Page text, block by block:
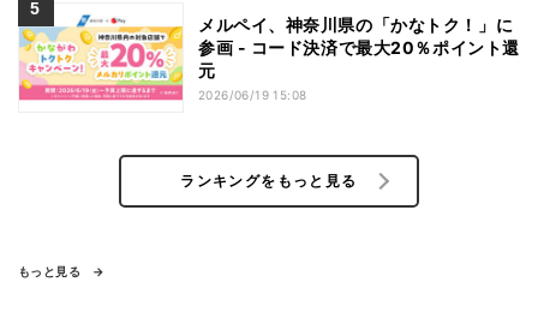
メルペイ、神奈川県の「かなトク！」に
参画 - コード決済で最大20％ポイント還
元
2026/06/19 15:08
ランキングをもっと見る
もっと見る